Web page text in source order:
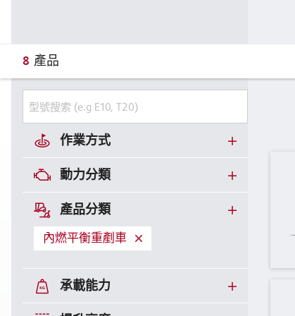
8 產品
作業方式
動力分類
產品分類
內燃平衡重剷車
承載能力